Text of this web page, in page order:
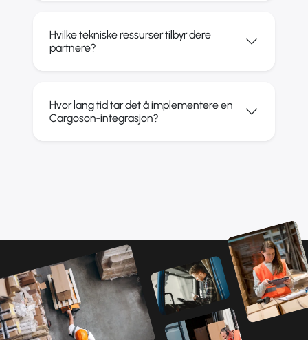
Hvilke tekniske ressurser tilbyr dere
partnere?
Hvor lang tid tar det å implementere en
Cargoson-integrasjon?